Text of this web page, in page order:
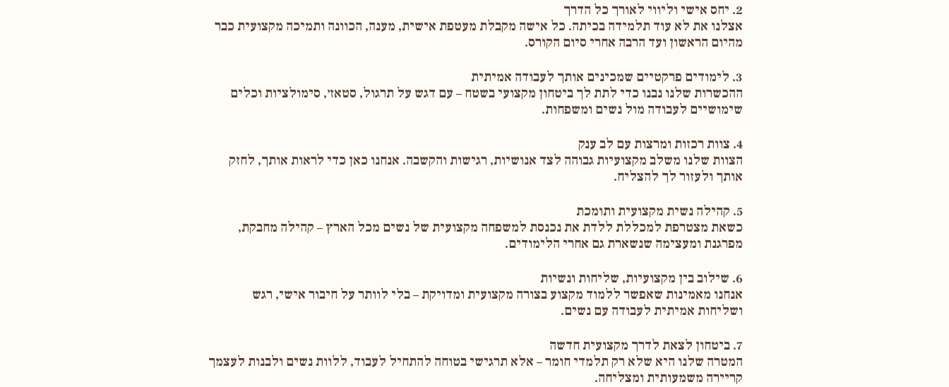
2. יחס אישי וליווי לאורך כל הדרך
אצלנו את לא עוד תלמידה בכיתה. כל אישה מקבלת מעטפת אישית, מענה, הכוונה ותמיכה מקצועית כבר
מהיום הראשון ועד הרבה אחרי סיום הקורס.
3. לימודים פרקטיים שמכינים אותך לעבודה אמיתית
ההכשרות שלנו נבנו כדי לתת לך ביטחון מקצועי בשטח – עם דגש על תרגול, סטאז׳, סימולציות וכלים
שימושיים לעבודה מול נשים ומשפחות.
4. צוות רכזות ומרצות עם לב ענק
הצוות שלנו משלב מקצועיות גבוהה לצד אנושיות, רגישות והקשבה. אנחנו כאן כדי לראות אותך, לחזק
אותך ולעזור לך להצליח.
5. קהילה נשית מקצועית ותומכת
כשאת מצטרפת למכללת ללדת את נכנסת למשפחה מקצועית של נשים מכל הארץ – קהילה מחבקת,
מפרגנת ומעצימה שנשארת גם אחרי הלימודים.
6. שילוב בין מקצועיות, שליחות ונשיות
אנחנו מאמינות שאפשר ללמוד מקצוע בצורה מקצועית ומדויקת – בלי לוותר על חיבור אישי, רגש
ושליחות אמיתית לעבודה עם נשים.
7. ביטחון לצאת לדרך מקצועית חדשה
המטרה שלנו היא שלא רק תלמדי חומר – אלא תרגישי בטוחה להתחיל לעבוד, ללוות נשים ולבנות לעצמך
קריירה משמעותית ומצליחה.